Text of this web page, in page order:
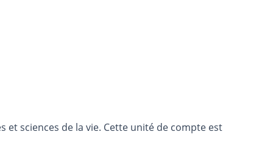
et sciences de la vie. Cette unité de compte est